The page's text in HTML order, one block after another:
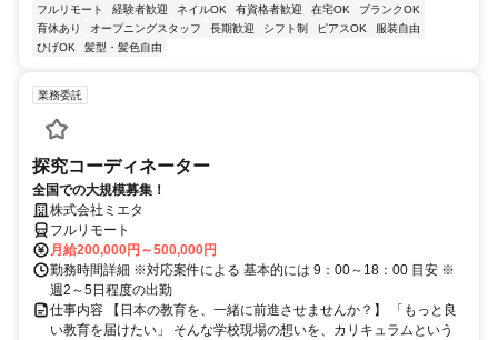
フルリモート
経験者歓迎 ネイルOK 有資格者歓迎 在宅OK
ブランクOK
育休あり
オープニングスタッフ 長期歓迎 シフト制 ピアスOK
服装自由
ひげOK
髪型・髪色自由
業務委託
探究コーディネーター
全国での大規模募集！
株式会社ミエタ
フルリモート
月給200,000円～500,000円
勤務時間詳細 ※対応案件による 基本的には 9：00～18：00 目安 ※
週2～5日程度の出勤
仕事内容 【日本の教育を、一緒に前進させませんか？】 「もっと良
い教育を届けたい」 そんな学校現場の想いを、カリキュラムという